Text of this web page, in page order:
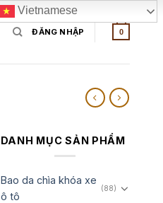
ĐĂNG NHẬP 0
DANH MỤC SẢN PHẨM
Bao da chìa khóa xe
ô tô
(88)
Vietnamese